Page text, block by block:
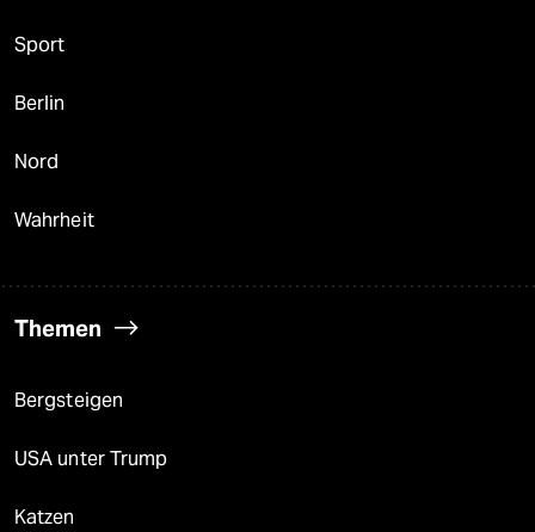
Sport
Berlin
Nord
Wahrheit
Themen
Bergsteigen
USA unter Trump
Katzen